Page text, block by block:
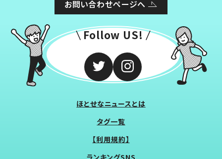
お問い合わせページへ
Follow US!
ほとせなニュースとは
タグ一覧
【利用規約】